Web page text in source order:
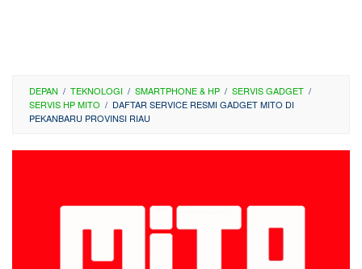
DEPAN / TEKNOLOGI / SMARTPHONE & HP / SERVIS GADGET /
SERVIS HP MITO / DAFTAR SERVICE RESMI GADGET MITO DI
PEKANBARU PROVINSI RIAU